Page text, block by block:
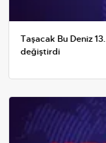
Taşacak Bu Deniz
değiştirdi